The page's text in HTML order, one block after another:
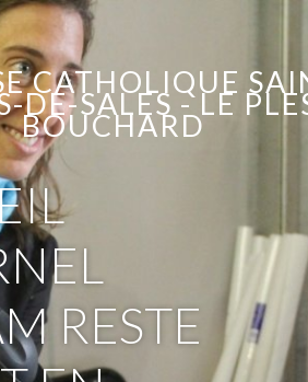
CATHOLIQUE
DE-SALES - LE
BOUCHARD
RESTE